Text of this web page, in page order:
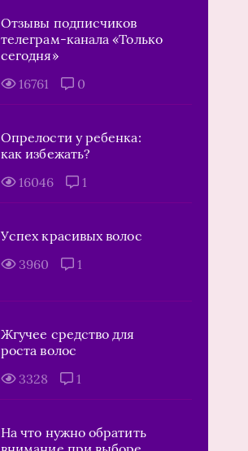
Отзывы подписчиков
телеграм-канала «Только
сегодня»
16761
0
Опрелости у ребенка:
как избежать?
16046
1
Успех красивых волос
3960
1
Жгучее средство для
роста волос
3328
1
На что нужно обратить